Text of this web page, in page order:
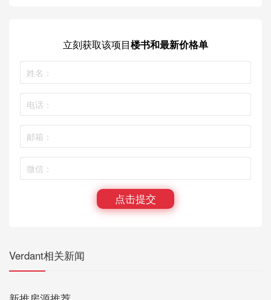
立刻获取该项目楼书和最新价格单
点击提交
Verdant相关新闻